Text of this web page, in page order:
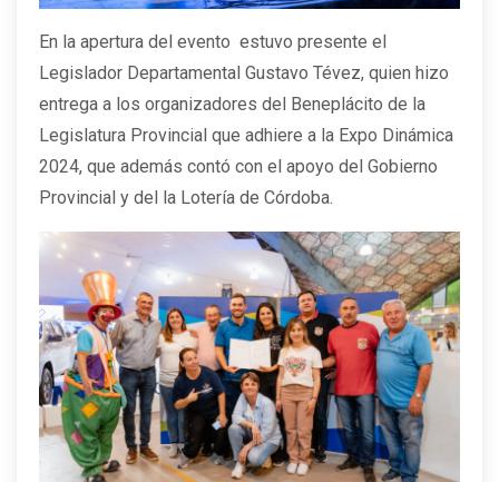
En la apertura del evento estuvo presente el
Legislador Departamental Gustavo Tévez, quien hizo
entrega a los organizadores del Beneplácito de la
Legislatura Provincial que adhiere a la Expo Dinámica
2024, que además contó con el apoyo del Gobierno
Provincial y del la Lotería de Córdoba.